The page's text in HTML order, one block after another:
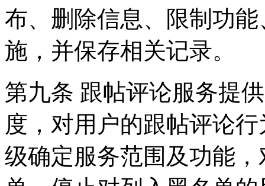
布、删除信息、限制功
施，并保存相关记录。
第九条 跟帖评论服务提
度，对用户的跟帖评论
级确定服务范围及功能